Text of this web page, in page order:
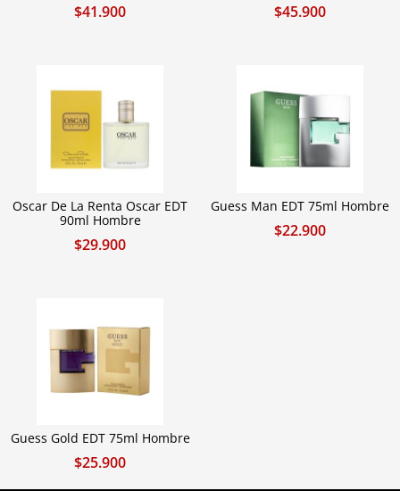
$41.900 $45.900
Oscar De La Renta Oscar EDT
90ml Hombre
$29.900
Guess Man EDT 75ml Hombre
$22.900
Guess Gold EDT 75ml Hombre
$25.900